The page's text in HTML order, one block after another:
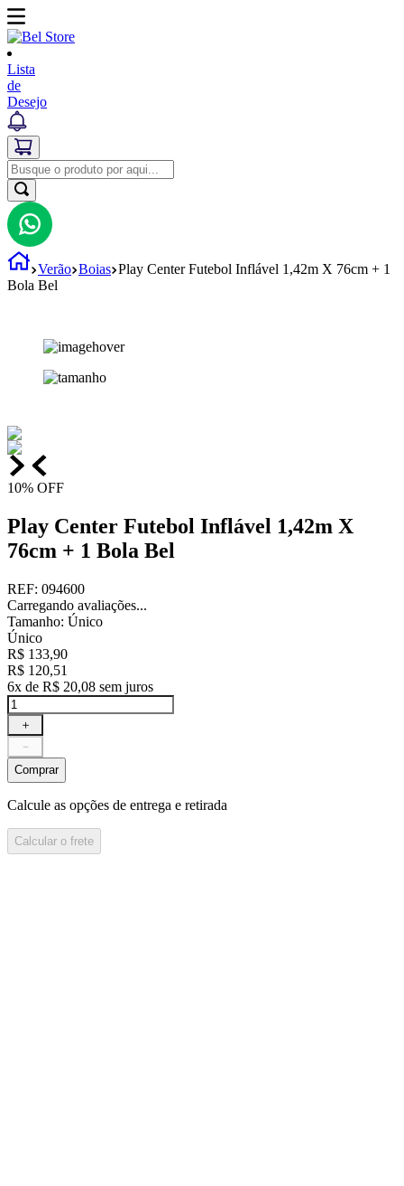
Lista
de
Desejo
Verão Boias Play Center Futebol Inflável 1,42m X 76cm + 1
Bola Bel
10% OFF
Play Center Futebol Inflável 1,42m X
76cm + 1 Bola Bel
REF: 094600
Carregando avaliações...
Tamanho: Único
Único
R$ 133,90
R$ 120,51
6x de R$ 20,08 sem juros
＋
－
Comprar
Calcule as opções de entrega e retirada
Calcular o frete